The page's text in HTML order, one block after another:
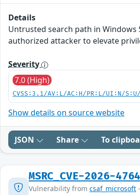
Details
Untrusted search path in Windows
authorized attacker to elevate
Severity
7.0 (High)
CVSS:3.1/AV:L/AC:H/PR:L/UI:N/
Show details on source website
JSON Share To
MSRC_CVE-2026-
Vulnerability from csaf_microsoft